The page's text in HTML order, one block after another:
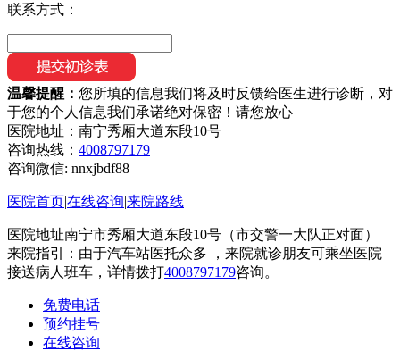
联系方式：
温馨提醒： 您所填的信息我们将及时反馈给医生进行诊断，对
于您的个人信息我们承诺绝对保密！请您放心
医院地址：南宁秀厢大道东段10号
咨询热线： 4008797179
咨询微信: nnxjbdf88
医院首页|在线咨询|来院路线
医院地址南宁市秀厢大道东段10号（市交警一大队正对面）
来院指引：由于汽车站医托众多 ，来院就诊朋友可乘坐医院
接送病人班车，详情拨打4008797179咨询。
免费电话
预约挂号
在线咨询